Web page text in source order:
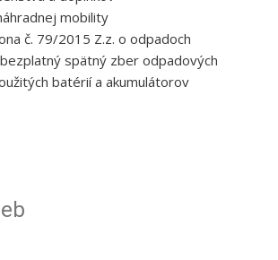
mobility
č. 79/2015 Z.z. o odpadoch
spätný zber odpadových
batérií a akumulátorov